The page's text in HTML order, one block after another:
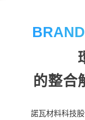
的整合
諾瓦材料科技